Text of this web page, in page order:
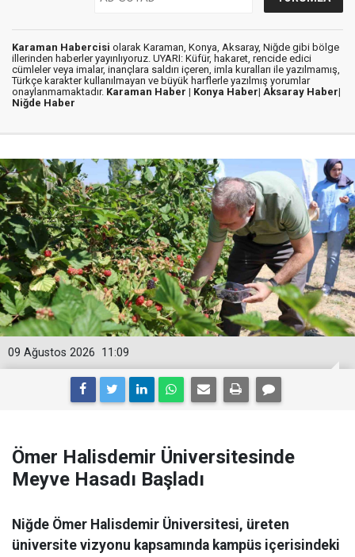
Karaman Habercisi olarak Karaman, Konya, Aksaray, Niğde gibi bölge
illerinden haberler yayınlıyoruz. UYARI: Küfür, hakaret, rencide edici
cümleler veya imalar, inançlara saldırı içeren, imla kuralları ile yazılmamış,
Türkçe karakter kullanılmayan ve büyük harflerle yazılmış yorumlar
onaylanmamaktadır. Karaman Haber | Konya Haber| Aksaray Haber|
Niğde Haber
11:09
09 Ağustos 2026
Ömer Halisdemir Üniversitesinde
Meyve Hasadı Başladı
Niğde Ömer Halisdemir Üniversitesi, üreten
üniversite vizyonu kapsamında kampüs içerisindeki